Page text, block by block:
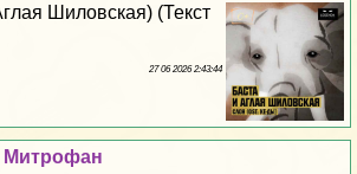
Шиловская) (Текст
27 06 2026 2:43:44
Митрофан